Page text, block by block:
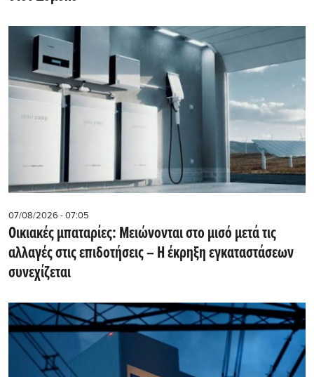
07/08/2026 - 07:05
Οικιακές μπαταρίες: Μειώνονται στο μισό μετά τις
αλλαγές στις επιδοτήσεις – Η έκρηξη εγκαταστάσεων
συνεχίζεται